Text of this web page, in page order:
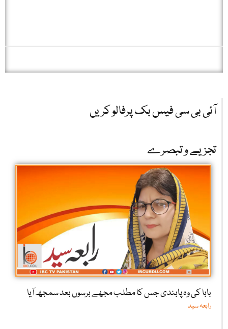
آئی بی سی فیس بک پرفالو کریں
تجزیے و تبصرے
بابا کی وہ پابندی جس کا مطلب مجھے برسوں بعد سمجھ آیا
رابعہ سید